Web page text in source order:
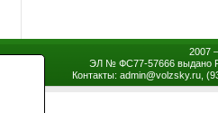
2007
ЭЛ № ФС77-57666 выдано
Контакты: admin@volzsky.ru,